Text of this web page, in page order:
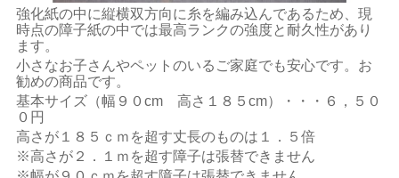
強化紙の中に縦横双方向に糸を編み込んであるため、現
時点の障子紙の中では最高ランクの強度と耐久性があり
ます。
小さなお子さんやペットのいるご家庭でも安心です。お
勧めの商品です。
基本サイズ（幅９０cm 高さ１８５cm）・・・６，５０
０円
高さが１８５ｃｍを超す丈長のものは１．５倍
※高さが２．１ｍを超す障子は張替できません